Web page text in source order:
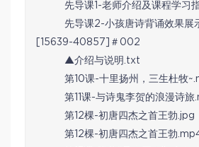
先导课1-老师介绍及课程学习
先导课2-小孩唐诗背诵效果展
[15639-40857]＃002
▲介绍与说明.txt
第10课-十里扬州，三生杜牧
第11课-与诗鬼李贺的浪漫诗旅
第12棵-初唐四杰之首王勃.jpg
第12棵-初唐四杰之首王勃